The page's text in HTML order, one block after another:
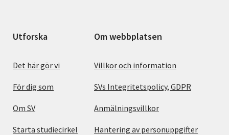
Utforska
Det här gör vi
För dig som
Om SV
Starta studiecirkel
Om webbplatsen
Villkor och information
SVs Integritetspolicy, GDPR
Anmälningsvillkor
Hantering av personuppgifter